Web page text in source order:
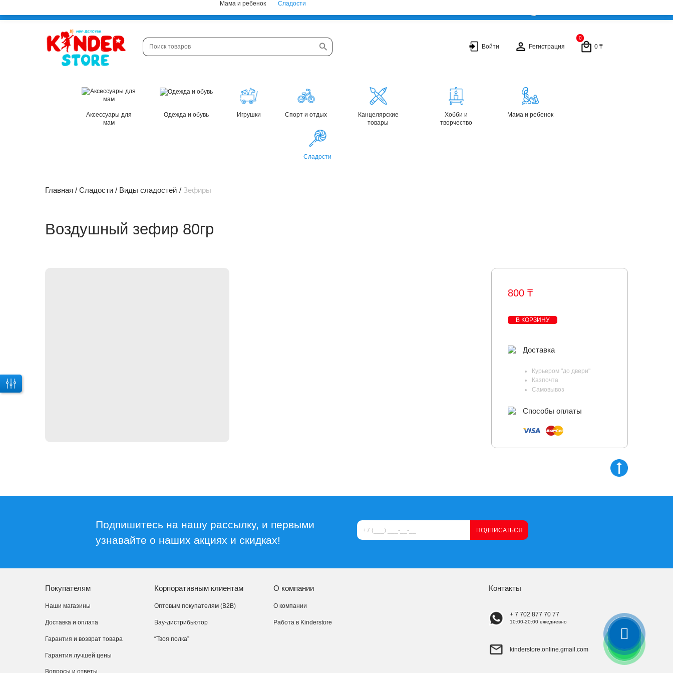
Мама и ребенок Сладости
Войти Регистрация
0
0 ₸
Аксессуары для
мам
Одежда и обувь Игрушки Спорт и отдых
Канцелярские
товары
Хобби и
творчество
Мама и ребенок
Сладости
Главная Сладости Виды сладостей Зефиры
Воздушный зефир 80гр
800 ₸
В КОРЗИНУ
Доставка
Курьером "до двери"
Казпочта
Самовывоз
Способы оплаты
Подпишитесь на нашу рассылку, и первыми
узнавайте о наших акциях и скидках!
ПОДПИСАТЬСЯ
Покупателям
Наши магазины
Доставка и оплата
Гарантия и возврат товара
Гарантия лучшей цены
Корпоративным клиентам
Оптовым покупателям (B2B)
Вау-дистрибьютор
“Твоя полка”
О компании
О компании
Работа в Kinderstore
Контакты
+ 7 702 877 70 77
10:00-20:00 ежедневно
kinderstore.online.gmail.com